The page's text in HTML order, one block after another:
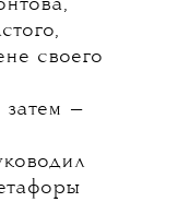
своего
затем —